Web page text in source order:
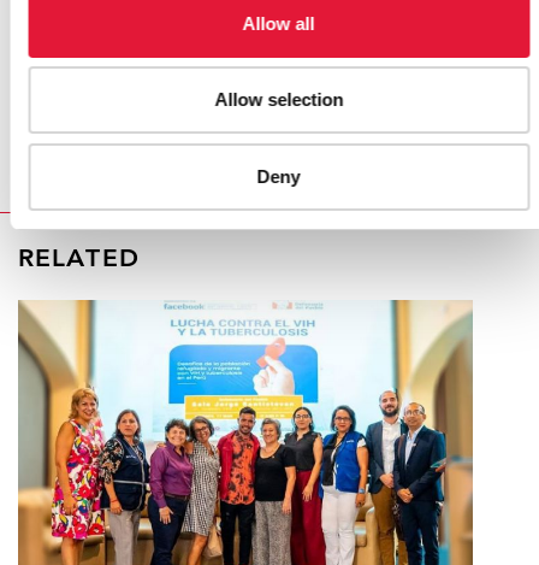
Allow all
Allow selection
Deny
en el que se elaboren, tenemos la posibilidad de
de la Red de Personas que Viven con VIH en Europa
oriental y Asia central.
RELATED